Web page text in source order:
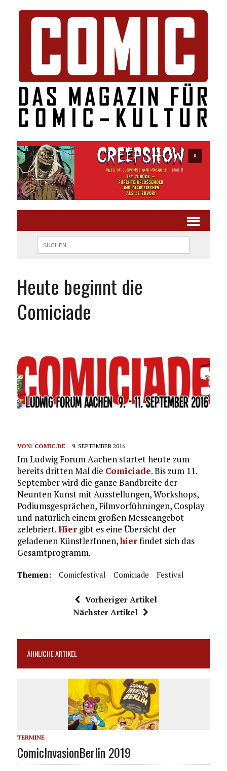
Heute beginnt die
Comiciade
VON: COMIC.DE 9. SEPTEMBER 2016
Im Ludwig Forum Aachen startet heute zum
bereits dritten Mal die Comiciade. Bis zum 11.
September wird die ganze Bandbreite der
Neunten Kunst mit Ausstellungen, Workshops,
Podiumsgesprächen, Filmvorführungen, Cosplay
und natürlich einem großen Messeangebot
zelebriert.Hiergibt es eine Übersicht der
geladenen KünstlerInnen,hierfindet sich das
Gesamtprogramm.
Themen: Comicfestival Comiciade Festival
Vorheriger Artikel
Nächster Artikel
ÄHNLICHE ARTIKEL
TERMINE
ComicInvasionBerlin 2019